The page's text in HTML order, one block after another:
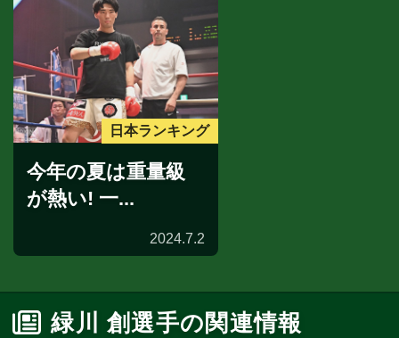
日本ランキング
今年の夏は重量級
が熱い! 一...
2024.7.2
緑川 創選手の関連情報